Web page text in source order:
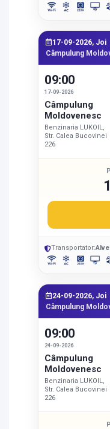
17-09-2026, Joi
Câmpulung
09:00
17-09-2026
Câmpulung
Moldovenesc
Benzinaria LUKOIL,
Str. Calea Bucovinei
226
Transportator:
24-09-2026, Joi
Câmpulung
09:00
24-09-2026
Câmpulung
Moldovenesc
Benzinaria LUKOIL,
Str. Calea Bucovinei
226